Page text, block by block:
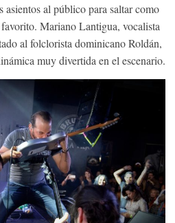
asientos al público para saltar como
favorito. Mariano Lantigua, vocalista
al folclorista dominicano Roldán,
muy divertida en el escenario.